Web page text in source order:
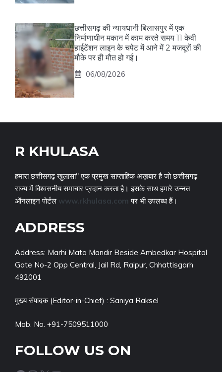
छत्तीसगढ़ की न्यायधानी बिलासपुर में एक
निर्माणाधीन मकान में काम करते समय 11 केवी
हाईटेंशन लाइन के चपेट में आने में 2 मजदूरों की
मौके पर ही मौत हो गई।
06/08/2026
R KHULASA
हमारा छत्तीसगढ़ खुलासा" एक प्रमुख साप्ताहिक अख़बार है जो छत्तीसगढ़
राज्य में विश्वसनीय समाचार प्रदान करता है। इसके साथ हमारे उन्नत
ऑनलाइन पोर्टल www.rkhulasa.com पर भी उपलब्ध हैं।
ADDRESS
Address: Marhi Mata Mandir Beside Ambedkar Hospital
Gate No-2 Opp Central, Jail Rd, Raipur, Chhattisgarh
492001
मुख्य संपादक (Editor-in-Chief) : Saniya Raksel
Mob. No. +91-7509511000
FOLLOW US ON